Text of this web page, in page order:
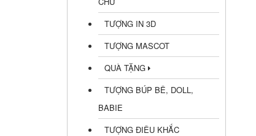
TƯỢNG IN 3D
TƯỢNG MASCOT
QUÀ TẶNG
TƯỢNG BÚP BÊ, DOLL,
BABIE
TƯỢNG ĐIÊU KHẮC